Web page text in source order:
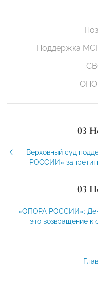
Поддержка
03
Верховный суд
РОССИИ»
03
«ОПОРА РОССИИ»:
это возвращение к